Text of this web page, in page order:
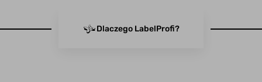
Dlaczego LabelProfi?